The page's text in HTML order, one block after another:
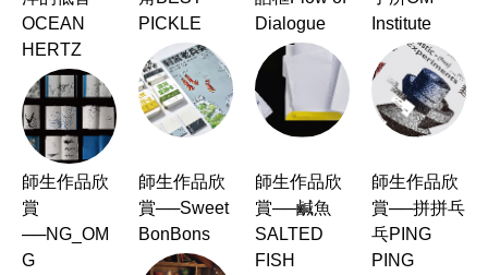
OCEAN
HERTZ
PICKLE
Dialogue
Institute
師生作品欣
賞
──NG_OM
G
師生作品欣
賞──Sweet
BonBons
師生作品欣
賞──鹹魚
SALTED
FISH
師生作品欣
賞──拼拼乓
乓PING
PING